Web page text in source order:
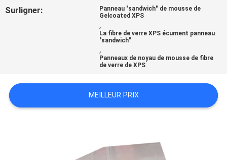
NOUVELLES
DU
SITE
Surligner:
Panneau "sandwich" de mousse de
Gelcoated XPS
,
La fibre de verre XPS écument panneau
"sandwich"
,
Panneaux de noyau de mousse de fibre
de verre de XPS
MEILLEUR PRIX